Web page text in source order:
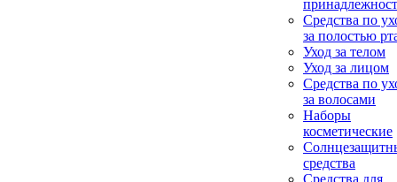
Средства по
за полостью
Уход за телом
Уход за лицом
Средства по
за волосами
Наборы
косметические
средства
Средства для